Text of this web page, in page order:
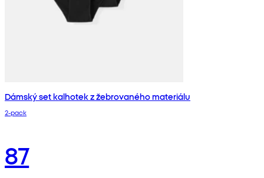
Dámský set kalhotek z žebrovaného materiálu
2‑pack
87